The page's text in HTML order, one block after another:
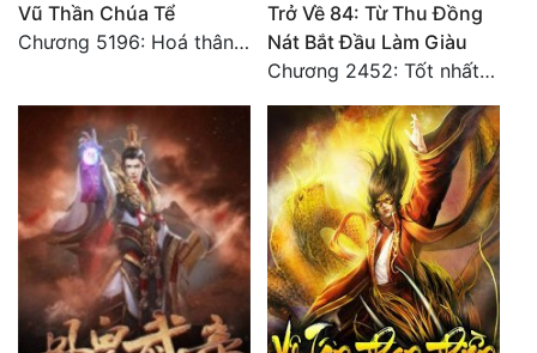
Vũ Thần Chúa Tể
Chương 5196: Hoá thân hắc ám
Trở Về 84: Từ Thu Đồng
Nát Bắt Đầu Làm Giàu
Chương 2452: Tốt nhất tất cả